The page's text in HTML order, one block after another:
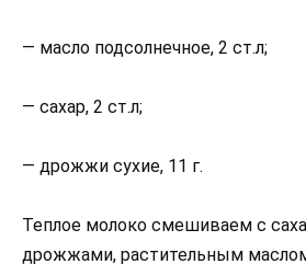
— масло подсолнечное, 2 ст.л;
— сахар, 2 ст.л;
— дрожжи сухие, 11 г.
Теплое молоко смешиваем с
дрожжами, растительным